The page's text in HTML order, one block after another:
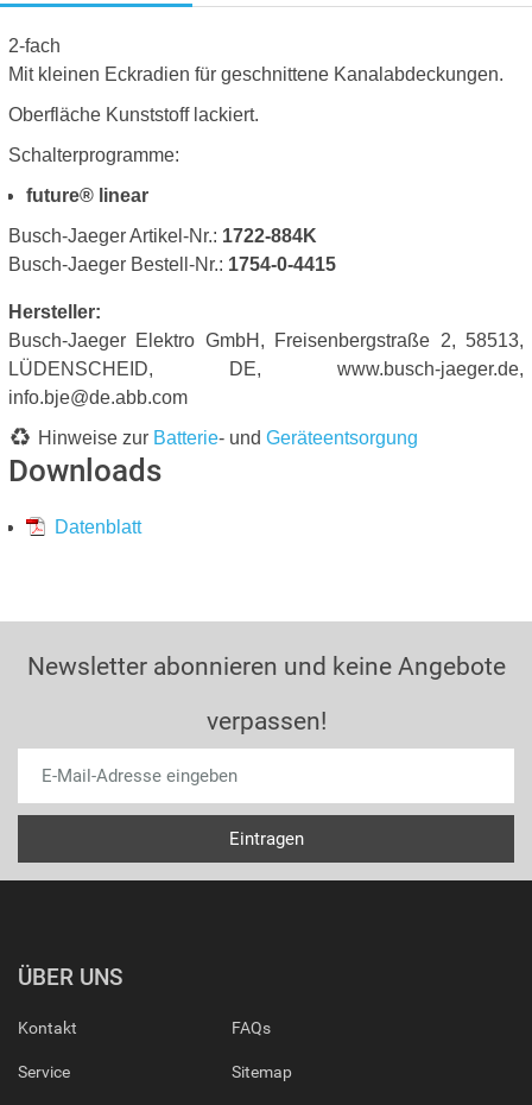
2-fach
Mit kleinen Eckradien für geschnittene Kanalabdeckungen.
Oberfläche Kunststoff lackiert.
Schalterprogramme:
future® linear
Busch-Jaeger Artikel-Nr.: 1722-884K
Busch-Jaeger Bestell-Nr.: 1754-0-4415
Hersteller:
Busch-Jaeger Elektro GmbH, Freisenbergstraße 2, 58513,
LÜDENSCHEID, DE, www.busch-jaeger.de,
info.bje@de.abb.com
Hinweise zur Batterie- und Geräteentsorgung
Downloads
Datenblatt
Newsletter abonnieren und keine Angebote
verpassen!
ÜBER UNS
Kontakt
Service
FAQs
Sitemap